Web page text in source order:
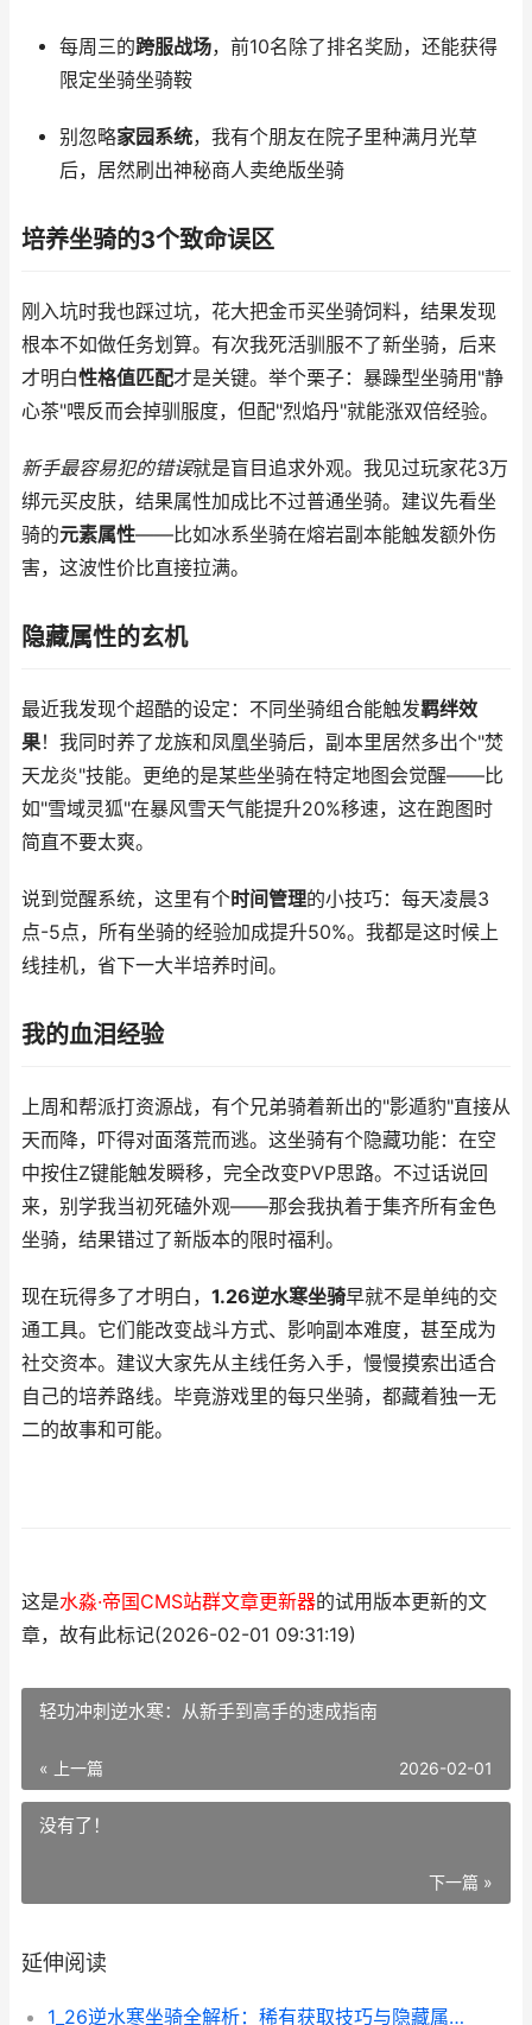
每周三的跨服战场，前10名除了排名奖励，还能获得
限定坐骑坐骑鞍
别忽略家园系统，我有个朋友在院子里种满月光草
后，居然刷出神秘商人卖绝版坐骑
培养坐骑的3个致命误区
刚入坑时我也踩过坑，花大把金币买坐骑饲料，结果发现
根本不如做任务划算。有次我死活驯服不了新坐骑，后来
才明白性格值匹配才是关键。举个栗子：暴躁型坐骑用"静
心茶"喂反而会掉驯服度，但配"烈焰丹"就能涨双倍经验。
新手最容易犯的错误就是盲目追求外观。我见过玩家花3万
绑元买皮肤，结果属性加成比不过普通坐骑。建议先看坐
骑的元素属性——比如冰系坐骑在熔岩副本能触发额外伤
害，这波性价比直接拉满。
隐藏属性的玄机
最近我发现个超酷的设定：不同坐骑组合能触发羁绊效
果！我同时养了龙族和凤凰坐骑后，副本里居然多出个"焚
天龙炎"技能。更绝的是某些坐骑在特定地图会觉醒——比
如"雪域灵狐"在暴风雪天气能提升20%移速，这在跑图时
简直不要太爽。
说到觉醒系统，这里有个时间管理的小技巧：每天凌晨3
点-5点，所有坐骑的经验加成提升50%。我都是这时候上
线挂机，省下一大半培养时间。
我的血泪经验
上周和帮派打资源战，有个兄弟骑着新出的"影遁豹"直接从
天而降，吓得对面落荒而逃。这坐骑有个隐藏功能：在空
中按住Z键能触发瞬移，完全改变PVP思路。不过话说回
来，别学我当初死磕外观——那会我执着于集齐所有金色
坐骑，结果错过了新版本的限时福利。
现在玩得多了才明白， 1.26逆水寒坐骑早就不是单纯的交
通工具。它们能改变战斗方式、影响副本难度，甚至成为
社交资本。建议大家先从主线任务入手，慢慢摸索出适合
自己的培养路线。毕竟游戏里的每只坐骑，都藏着独一无
二的故事和可能。
这是水淼·帝国CMS站群文章更新器的试用版本更新的文
章，故有此标记(2026-02-01 09:31:19)
轻功冲刺逆水寒：从新手到高手的速成指南
« 上一篇 2026-02-01
没有了！
下一篇 »
延伸阅读
1_26逆水寒坐骑全解析：稀有获取技巧与隐藏属性揭秘